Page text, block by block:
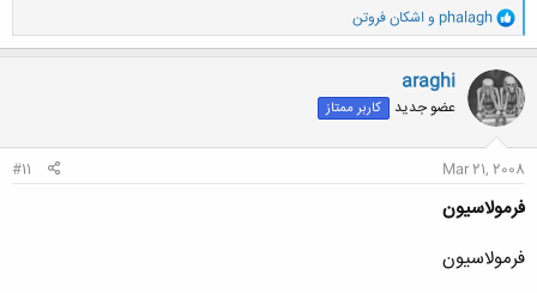
و
ا
ک
ن
ش
ه
ا
phalagh و اشکان فروتن
araghi
عضو جدید کاربر ممتاز
Mar 21, 2008
#11
فرمولاسيون
فرمولاسيون